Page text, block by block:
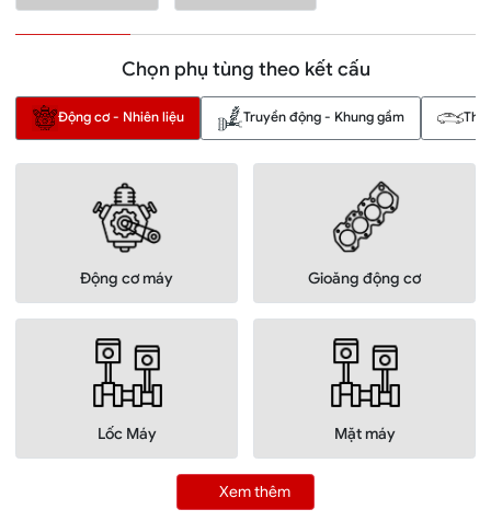
Chọn phụ tùng theo kết cấu
Động cơ - Nhiên liệu Truyền động - Khung gầm
Động cơ máy Gioăng động cơ
Lốc Máy Mặt máy
Xem thêm